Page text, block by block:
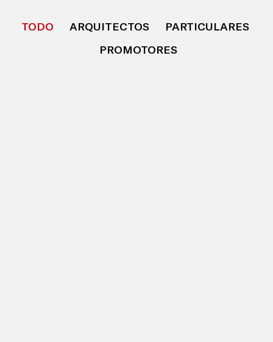
TODO ARQUITECTOS
PARTICULARES
PROMOTORES